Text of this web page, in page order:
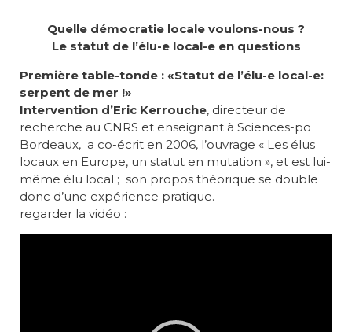
Quelle démocratie locale voulons-nous ?
Le statut de l’élu-e local-e en questions
Première table-tonde : «Statut de l’élu-e local-e:
serpent de mer !»
Intervention d’Eric Kerrouche, directeur de
recherche au CNRS et enseignant à Sciences-po
Bordeaux, a co-écrit en 2006, l’ouvrage « Les élus
locaux en Europe, un statut en mutation », et est lui-
même élu local ; son propos théorique se double
donc d’une expérience pratique.
regarder la vidéo :